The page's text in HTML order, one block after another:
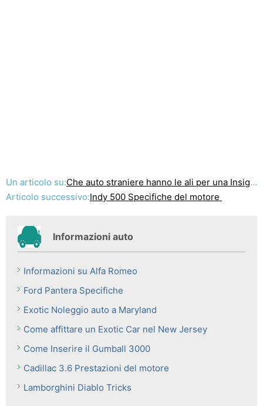
Un articolo su:Che auto straniere hanno le ali per una Insignia ?
Articolo successivo:Indy 500 Specifiche del motore
Informazioni auto
Informazioni su Alfa Romeo
Ford Pantera Specifiche
Exotic Noleggio auto a Maryland
Come affittare un Exotic Car nel New Jersey
Come Inserire il Gumball 3000
Cadillac 3.6 Prestazioni del motore
Lamborghini Diablo Tricks